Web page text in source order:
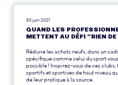
30 juin 2021
QUAND LES
METTENT AU DÉFI “RIEN
Réduire les achats neufs, dans un
spécifique comme celui du sport
possible ! Inspirez-vous de ces
sportifs et sportives de haut niveau
de leur pratique à la source.